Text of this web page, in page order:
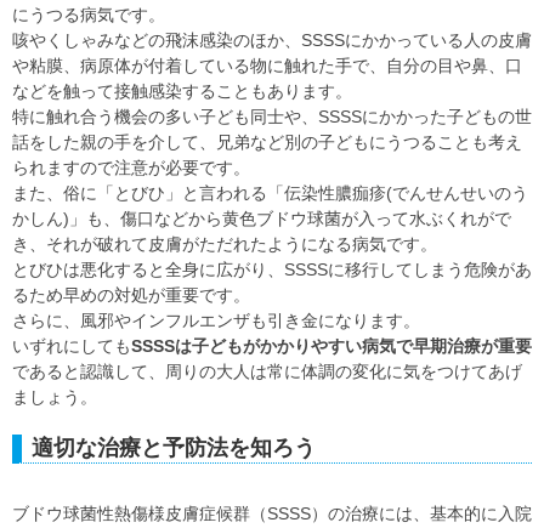
にうつる病気です。
咳やくしゃみなどの飛沫感染のほか、SSSSにかかっている人の皮膚
や粘膜、病原体が付着している物に触れた手で、自分の目や鼻、口
などを触って接触感染することもあります。
特に触れ合う機会の多い子ども同士や、SSSSにかかった子どもの世
話をした親の手を介して、兄弟など別の子どもにうつることも考え
られますので注意が必要です。
また、俗に「とびひ」と言われる「伝染性膿痂疹(でんせんせいのう
かしん)」も、傷口などから黄色ブドウ球菌が入って水ぶくれがで
き、それが破れて皮膚がただれたようになる病気です。
とびひは悪化すると全身に広がり、SSSSに移行してしまう危険があ
るため早めの対処が重要です。
さらに、風邪やインフルエンザも引き金になります。
いずれにしてもSSSSは子どもがかかりやすい病気で早期治療が重要
であると認識して、周りの大人は常に体調の変化に気をつけてあげ
ましょう。
適切な治療と予防法を知ろう
ブドウ球菌性熱傷様皮膚症候群（SSSS）の治療には、基本的に入院